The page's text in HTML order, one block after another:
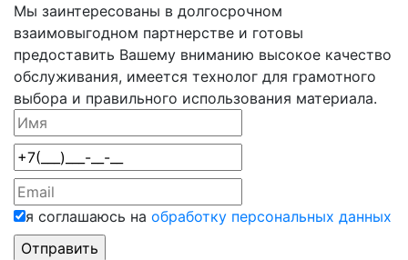
Мы заинтересованы в долгосрочном
взаимовыгодном партнерстве и готовы
предоставить Вашему вниманию высокое качество
обслуживания, имеется технолог для грамотного
выбора и правильного использования материала.
я соглашаюсь на обработку персональных данных